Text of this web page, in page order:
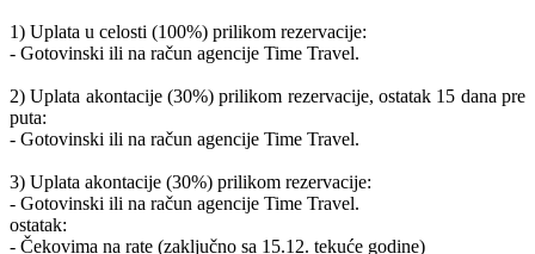
1) Uplata u celosti (100%) prilikom rezervacije:
- Gotovinski ili na račun agencije Time Travel.
2) Uplata akontacije (30%) prilikom rezervacije, ostatak 15 dana pre
puta:
- Gotovinski ili na račun agencije Time Travel.
3) Uplata akontacije (30%) prilikom rezervacije:
- Gotovinski ili na račun agencije Time Travel.
ostatak:
- Čekovima na rate (zaključno sa 15.12. tekuće godine)